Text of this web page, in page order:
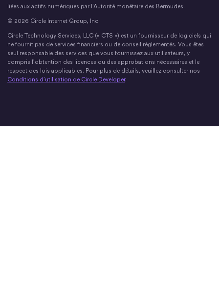
liées aux actifs numériques par l’Autorité monétaire des Bermudes.
© 2026 Circle Internet Group, Inc.
Circle Technology Services, LLC (« CTS ») est un fournisseur de logiciels qui
ne fournit pas de services financiers ou de conseil réglementés. Vous êtes
seul responsable des services que vous fournissez aux utilisateurs, y
compris l’obtention des licences ou des approbations nécessaires et le
respect des lois applicables. Pour plus de détails, veuillez consulter nos
Conditions d’utilisation de Circle Developer.